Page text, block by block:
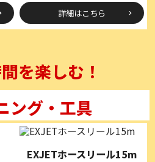
詳細はこちら
を楽しむ！
ング・工具
EXJETホースリール15m